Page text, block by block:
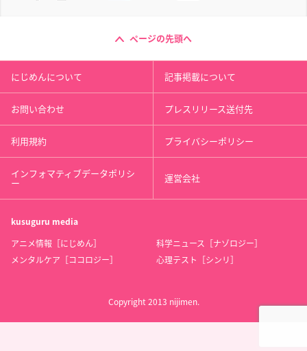
ページの先頭へ
にじめんについて 記事掲載について
お問い合わせ プレスリリース送付先
利用規約 プライバシーポリシー
インフォマティブデータポリシ
ー 運営会社
kusuguru media
アニメ情報［にじめん］
科学ニュース［ナゾロジー］
メンタルケア［ココロジー］
心理テスト［シンリ］
Copyright 2013 nijimen.